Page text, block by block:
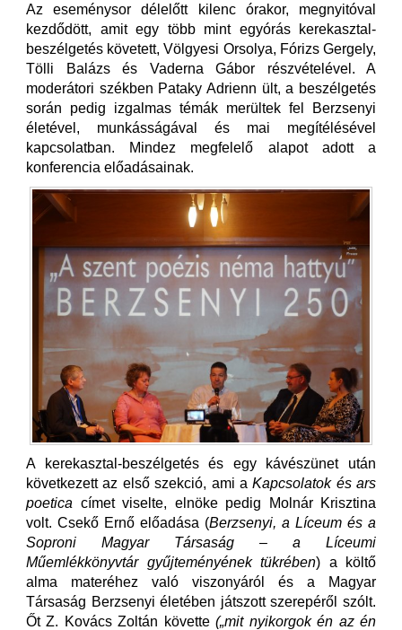
Az eseménysor délelőtt kilenc órakor, megnyitóval
kezdődött, amit egy több mint egyórás kerekasztal-
beszélgetés követett, Völgyesi Orsolya, Fórizs Gergely,
Tölli Balázs és Vaderna Gábor részvételével. A
moderátori székben Pataky Adrienn ült, a beszélgetés
során pedig izgalmas témák merültek fel Berzsenyi
életével, munkásságával és mai megítélésével
kapcsolatban. Mindez megfelelő alapot adott a
konferencia előadásainak.
A kerekasztal-beszélgetés és egy kávészünet után
következett az első szekció, ami aKapcsolatok és ars
poetica címet viselte, elnöke pedig Molnár Krisztina
volt. Csekő Ernő előadása (Berzsenyi, a Líceum és a
Soproni Magyar Társaság – a Líceumi
Műemlékkönyvtár gyűjteményének tükrében) a költő
alma materéhez való viszonyáról és a Magyar
Társaság Berzsenyi életében játszott szerepéről szólt.
Őt Z. Kovács Zoltán követte(„mit nyikorgok én az én